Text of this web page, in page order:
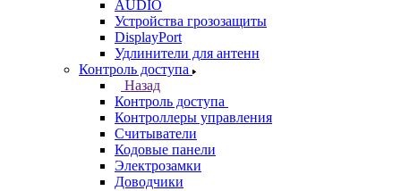
AUDIO
Устройства грозозащиты
DisplayPort
Удлинители для антенн
Контроль доступа
Назад
Контроль доступа
Контроллеры управления
Считыватели
Кодовые панели
Электрозамки
Доводчики